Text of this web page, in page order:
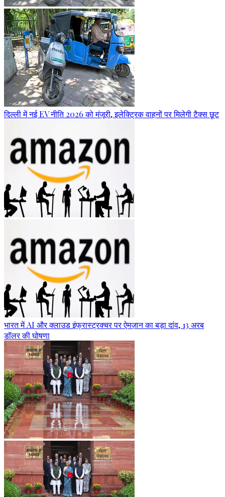
दिल्ली में नई EV नीति 2026 को मंजूरी, इलेक्ट्रिक वाहनों पर मिलेगी टैक्स छूट
भारत में AI और क्लाउड इंफ्रास्ट्रक्चर पर ऐमज़ान का बड़ा दांव, 13 अरब
डॉलर की घोषणा